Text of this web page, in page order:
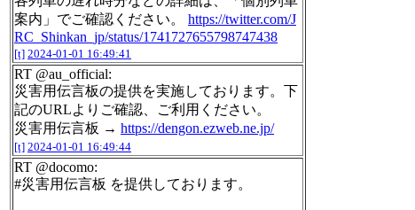
案内」でご確認ください。 https://twitter.com/J
RC_Shinkan_jp/status/1741727655798747438
[t] 2024-01-01 16:49:41
RT @au_official:
災害用伝言板の提供を実施しております。下
記のURLよりご確認、ご利用ください。
災害用伝言板 → https://dengon.ezweb.ne.jp/
[t] 2024-01-01 16:49:44
RT @docomo:
#災害用伝言板 を提供しております。